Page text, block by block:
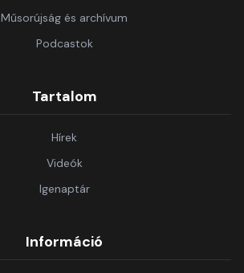
Műsorújság és archívum
Podcastok
Tartalom
Hírek
Videók
Igenaptár
Információ